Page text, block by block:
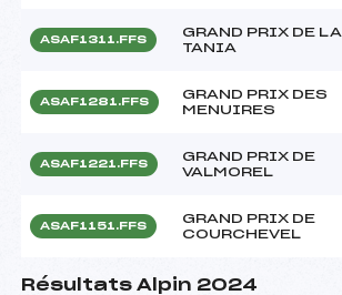
ASAF1311.FFS
GRAND PRIX DE LA
TANIA
ASAF1281.FFS
GRAND PRIX DES
MENUIRES
ASAF1221.FFS
GRAND PRIX DE
VALMOREL
ASAF1151.FFS
GRAND PRIX DE
COURCHEVEL
Résultats Alpin 2024